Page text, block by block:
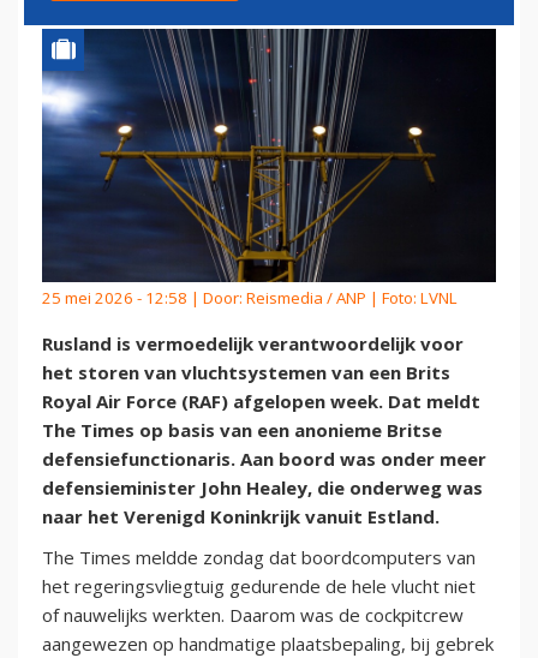
25 mei 2026 - 12:58 | Door: Reismedia / ANP | Foto: LVNL
Rusland is vermoedelijk verantwoordelijk voor
het storen van vluchtsystemen van een Brits
Royal Air Force (RAF) afgelopen week. Dat meldt
The Times op basis van een anonieme Britse
defensiefunctionaris. Aan boord was onder meer
defensieminister John Healey, die onderweg was
naar het Verenigd Koninkrijk vanuit Estland.
The Times meldde zondag dat boordcomputers van
het regeringsvliegtuig gedurende de hele vlucht niet
of nauwelijks werkten. Daarom was de cockpitcrew
aangewezen op handmatige plaatsbepaling, bij gebrek